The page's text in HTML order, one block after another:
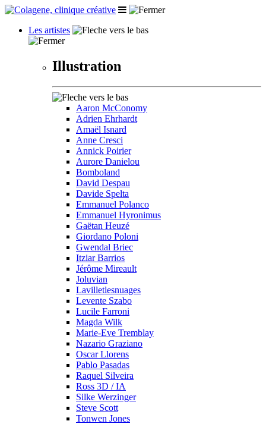
Les artistes
Illustration
Aaron McConomy
Adrien Ehrhardt
Amaël Isnard
Anne Cresci
Annick Poirier
Aurore Danielou
Bomboland
David Despau
Davide Spelta
Emmanuel Polanco
Emmanuel Hyronimus
Gaëtan Heuzé
Giordano Poloni
Gwendal Briec
Itziar Barrios
Jérôme Mireault
Joluvian
Lavilletlesnuages
Levente Szabo
Lucile Farroni
Magda Wilk
Marie-Eve Tremblay
Nazario Graziano
Oscar Llorens
Pablo Pasadas
Raquel Silveira
Ross 3D / IA
Silke Werzinger
Steve Scott
Tonwen Jones